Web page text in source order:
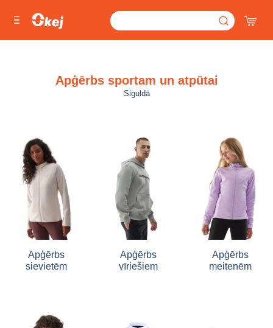
Apģērbs sportam un atpūtai
Siguldā
Apģērbs
sievietēm
Apģērbs
vīriešiem
Apģērbs
meitenēm